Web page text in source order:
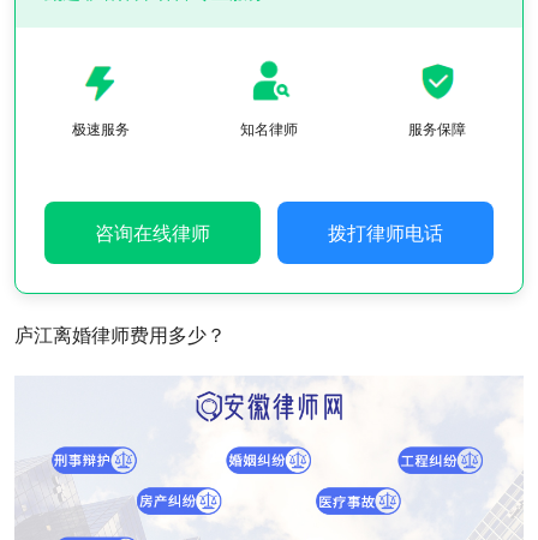
极速服务 知名律师 服务保障
咨询在线律师 拨打律师电话
庐江离婚律师费用多少？